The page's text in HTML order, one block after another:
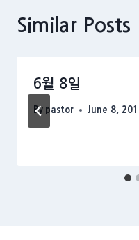
Similar Posts
6월 8일
By pastor June 8,